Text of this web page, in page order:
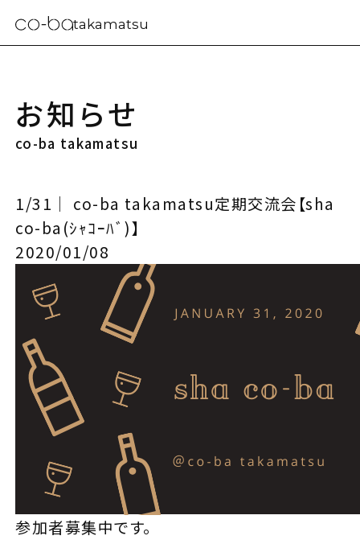
takamatsu
お知らせ
co-ba takamatsu
1/31｜ co-ba takamatsu定期交流会【sha
co-ba(ｼｬｺｰﾊﾞ)】
2020/01/08
参加者募集中です。